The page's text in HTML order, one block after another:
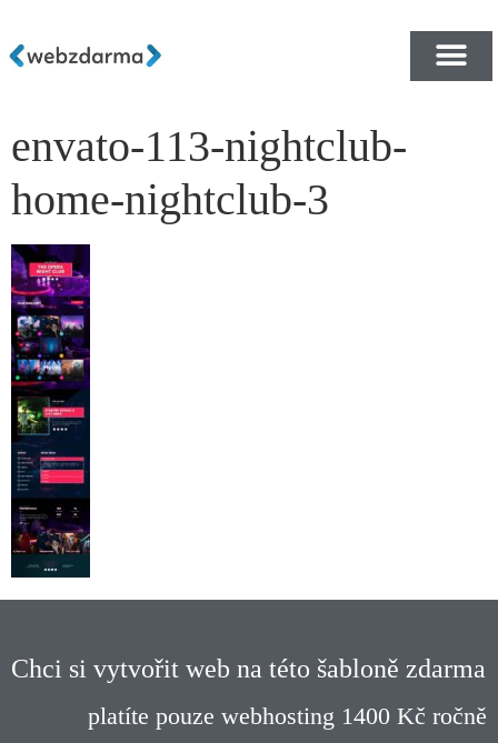
envato-113-nightclub-
home-nightclub-3
Chci si vytvořit web na této šabloně zdarma
platíte pouze webhosting 1400 Kč ročně